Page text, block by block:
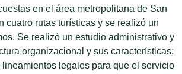
en el área metropolitana de San
cuatro rutas turísticas y se realizó un
Se realizó un estudio administrativo y
organizacional y sus características;
legales para que el servicio